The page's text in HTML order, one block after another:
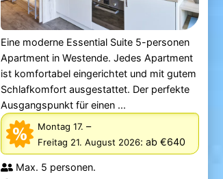
Eine moderne Essential Suite 5-personen
Apartment in Westende. Jedes Apartment
ist komfortabel eingerichtet und mit gutem
Schlafkomfort ausgestattet. Der perfekte
Ausgangspunkt für einen ...
Montag 17. –
Freitag 21. August 2026:ab €640
Max. 5 personen.